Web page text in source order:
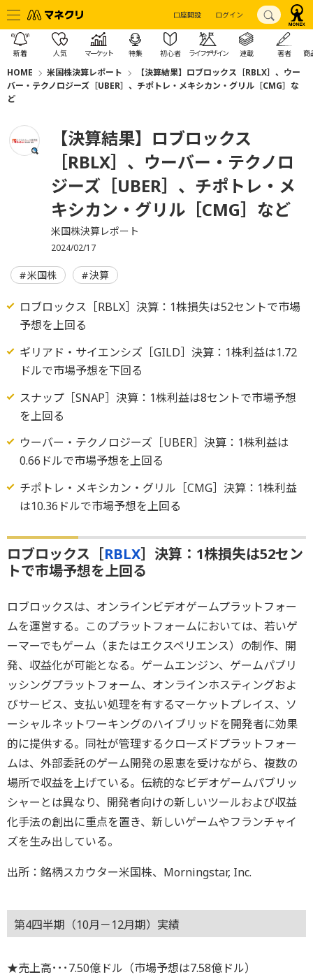
口座開設 ログイン
新着 人気 マーケット 特集 初心者 ライフデザイン 連載 著者 商
HOME 米国株決算レポート
【決算結果】ロブロックス［RBLX］、ウー
バー・テクノロジーズ［UBER］、チポトレ・メキシカン・グリル［CMG］な
ど
【決算結果】ロブロックス
［RBLX］、ウーバー・テクノロ
ジーズ［UBER］、チポトレ・メ
キシカン・グリル［CMG］など
米国株決算レポート
2024/02/17
米国株 決算
ロブロックス［RBLX］決算：1株損失は52セントで市場
予想を上回る
ギリアド・サイエンシズ［GILD］決算：1株利益は1.72
ドルで市場予想を下回る
スナップ［SNAP］決算：1株利益は8セントで市場予想
を上回る
ウーバー・テクノロジーズ［UBER］決算：1株利益は
0.66ドルで市場予想を上回る
チポトレ・メキシカン・グリル［CMG］決算：1株利益
は10.36ドルで市場予想を上回る
ロブロックス［RBLX］決算：1株損失は52セン
トで市場予想を上回る
ロブロックスは、オンラインビデオゲームプラットフォー
ムを運営する。このプラットフォームにおいては、若いゲ
ーマーでもゲーム（またはエクスペリエンス）の制作、開
発、収益化が可能となる。ゲームエンジン、ゲームパブリ
ッシングプラットフォーム、オンラインホスティングおよ
びサービス、支払い処理を有するマーケットプレイス、ソ
ーシャルネットワーキングのハイブリッドを開発者に効果
的に提供する。同社が管理するクローズドプラットフォー
ムは、外部委託のゲーム開発の恩恵を受けながら、複数の
場所で収益を上げている。伝統的なビデオゲームパブリッ
シャーとは異なり、開発者向けの新しいツールおよび収益
化手法の創出に重点を置き、新しいゲームやフランチャイ
ズを生み出している。
出所：銘柄スカウター米国株、Morningstar, Inc.
第4四半期（10月－12月期）実績
★売上高･･･7.50億ドル（市場予想は7.58億ドル）